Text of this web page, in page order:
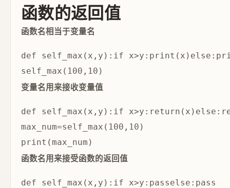
函数的返回值
函数名相当于变量名
def self_max(x,y):if
变量名用来接收变量值
def self_max(x,y):if
max_num=self_max(100,10)
函数名用来接受函数的返回值
def self_max(x,y):if x>y:passelse:pass